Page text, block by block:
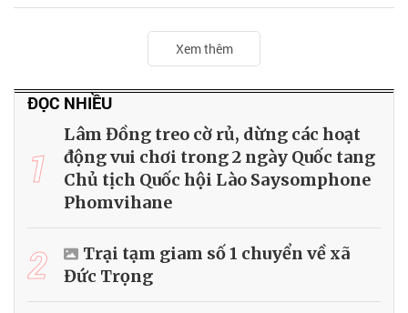
Xem thêm
ĐỌC NHIỀU
1
Lâm Đồng treo cờ rủ, dừng các hoạt
động vui chơi trong 2 ngày Quốc tang
Chủ tịch Quốc hội Lào Saysomphone
Phomvihane
2
Trại tạm giam số 1 chuyển về xã
Đức Trọng